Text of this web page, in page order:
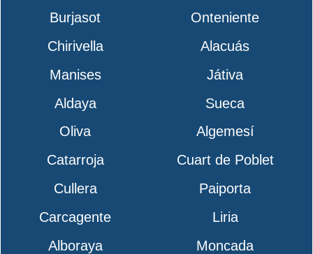
Burjasot
Onteniente
Chirivella
Alacuás
Manises
Játiva
Aldaya
Sueca
Oliva
Algemesí
Catarroja
Cuart de Poblet
Cullera
Paiporta
Carcagente
Liria
Alboraya
Moncada